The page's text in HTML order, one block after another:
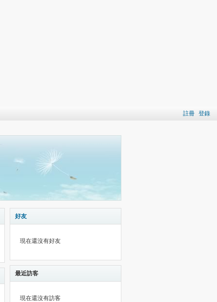
註冊 登錄
好友
現在還沒有好友
最近訪客
現在還沒有訪客